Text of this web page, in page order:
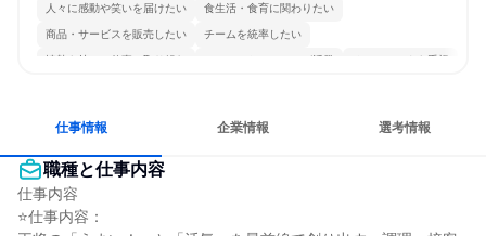
人々に感動や笑いを届けたい 食生活・食育に関わりたい
商品・サービスを販売したい チームを統率したい
情熱を持って仕事に取り組む コミュニケーションが活発 チームワークを重視
仕事情報 企業情報 選考情報
職種と仕事内容
仕事内容
⭐仕事内容：